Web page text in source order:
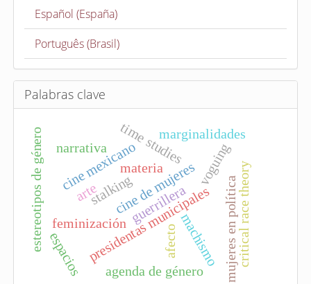
c
l
Español (España)
Português (Brasil)
Palabras clave
stalking
presidentas municipales
cine mexicano
mujeres en política
machismo
agenda de género
feminización
cine de mujeresvoguingcritical race theory
time studies
afecto
estereotipos de género materia
marginalidades
narrativa
espacios
arte guerrillera